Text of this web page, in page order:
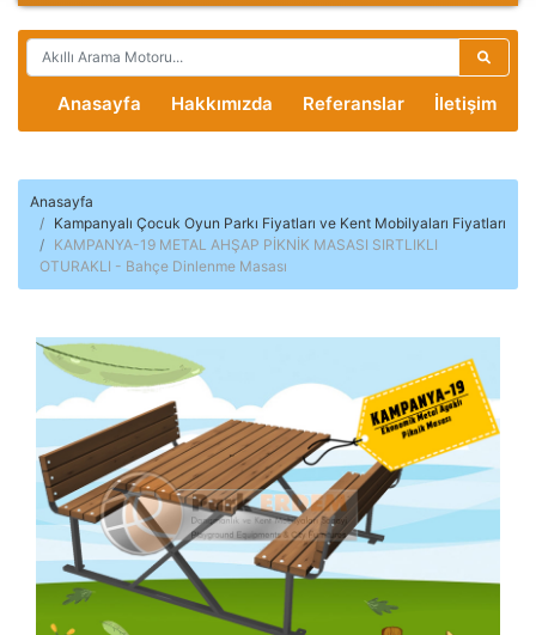
Anasayfa Hakkımızda Referanslar İletişim
Anasayfa
Kampanyalı Çocuk Oyun Parkı Fiyatları ve Kent Mobilyaları Fiyatları
KAMPANYA-19 METAL AHŞAP PİKNİK MASASI SIRTLIKLI
OTURAKLI - Bahçe Dinlenme Masası